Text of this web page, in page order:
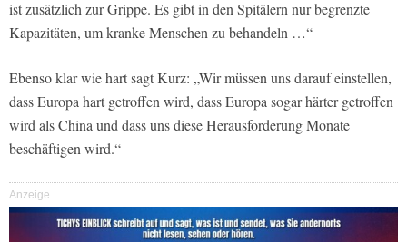
ist zusätzlich zur Grippe. Es gibt in den Spitälern nur begrenzte
Kapazitäten, um kranke Menschen zu behandeln …“
Ebenso klar wie hart sagt Kurz: „Wir müssen uns darauf einstellen,
dass Europa hart getroffen wird, dass Europa sogar härter getroffen
wird als China und dass uns diese Herausforderung Monate
beschäftigen wird.“
Anzeige